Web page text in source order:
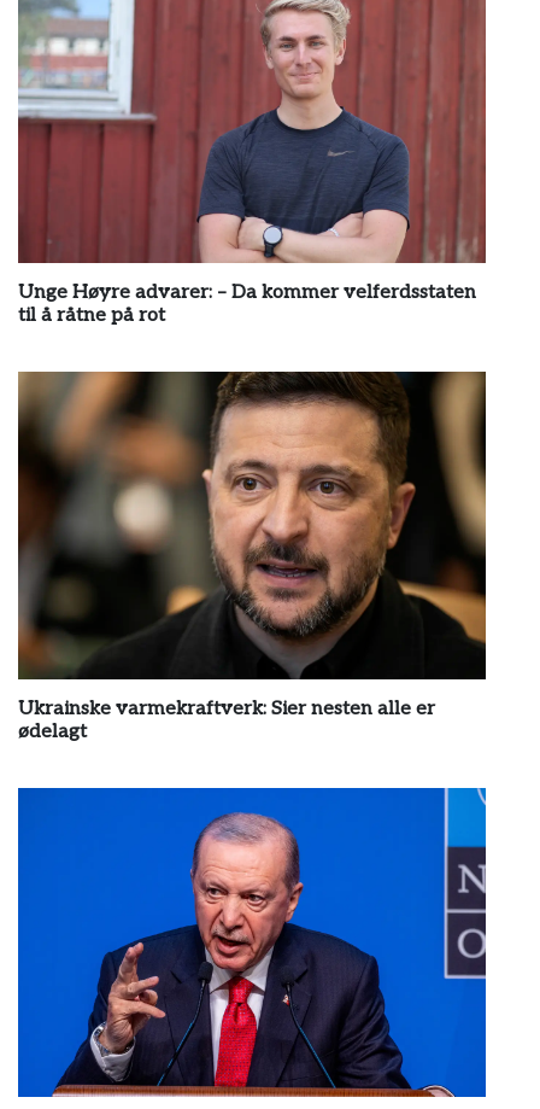
Unge Høyre advarer: – Da kommer velferdsstaten
til å råtne på rot
Ukrainske varmekraftverk: Sier nesten alle er
ødelagt